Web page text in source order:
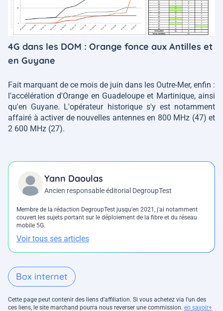
4G dans les DOM : Orange fonce aux Antilles et
en Guyane
Fait marquant de ce mois de juin dans les Outre-Mer, enfin :
l'accélération d'Orange en Guadeloupe et Martinique, ainsi
qu'en Guyane. L'opérateur historique s'y est notamment
affairé à activer de nouvelles antennes en 800 MHz (47) et
2 600 MHz (27).
Yann Daoulas
Ancien responsable éditorial DegroupTest
Membre de la rédaction DegroupTest jusqu'en 2021, j'ai notamment
couvert les sujets portant sur le déploiement de la fibre et du réseau
mobile 5G.
Voir tous ses articles
Box internet
Cette page peut contenir des liens d’affiliation. Si vous achetez via l'un des
ces liens, le site marchand pourra nous reverser une commission. en savoir+